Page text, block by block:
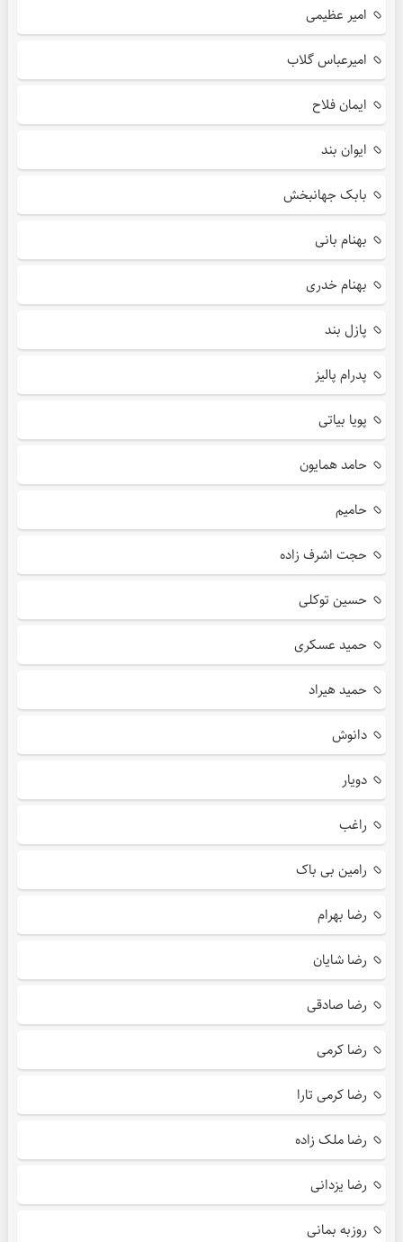
امیر عظیمی
امیرعباس گلاب
ایمان فلاح
ایوان بند
بابک جهانبخش
بهنام بانی
بهنام خدری
پازل بند
پدرام پالیز
پویا بیاتی
حامد همایون
حامیم
حجت اشرف زاده
حسین توکلی
حمید عسکری
حمید هیراد
دانوش
دویار
راغب
رامین بی باک
رضا بهرام
رضا شایان
رضا صادقی
رضا کرمی
رضا کرمی تارا
رضا ملک زاده
رضا یزدانی
روزبه بمانی